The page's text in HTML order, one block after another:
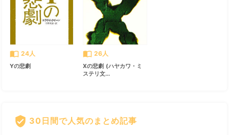
import_contacts 24人
Yの悲劇
import_contacts 26人
Xの悲劇 (ハヤカワ・ミ
ステリ文...
verified_user 30日間で人気のまとめ記事